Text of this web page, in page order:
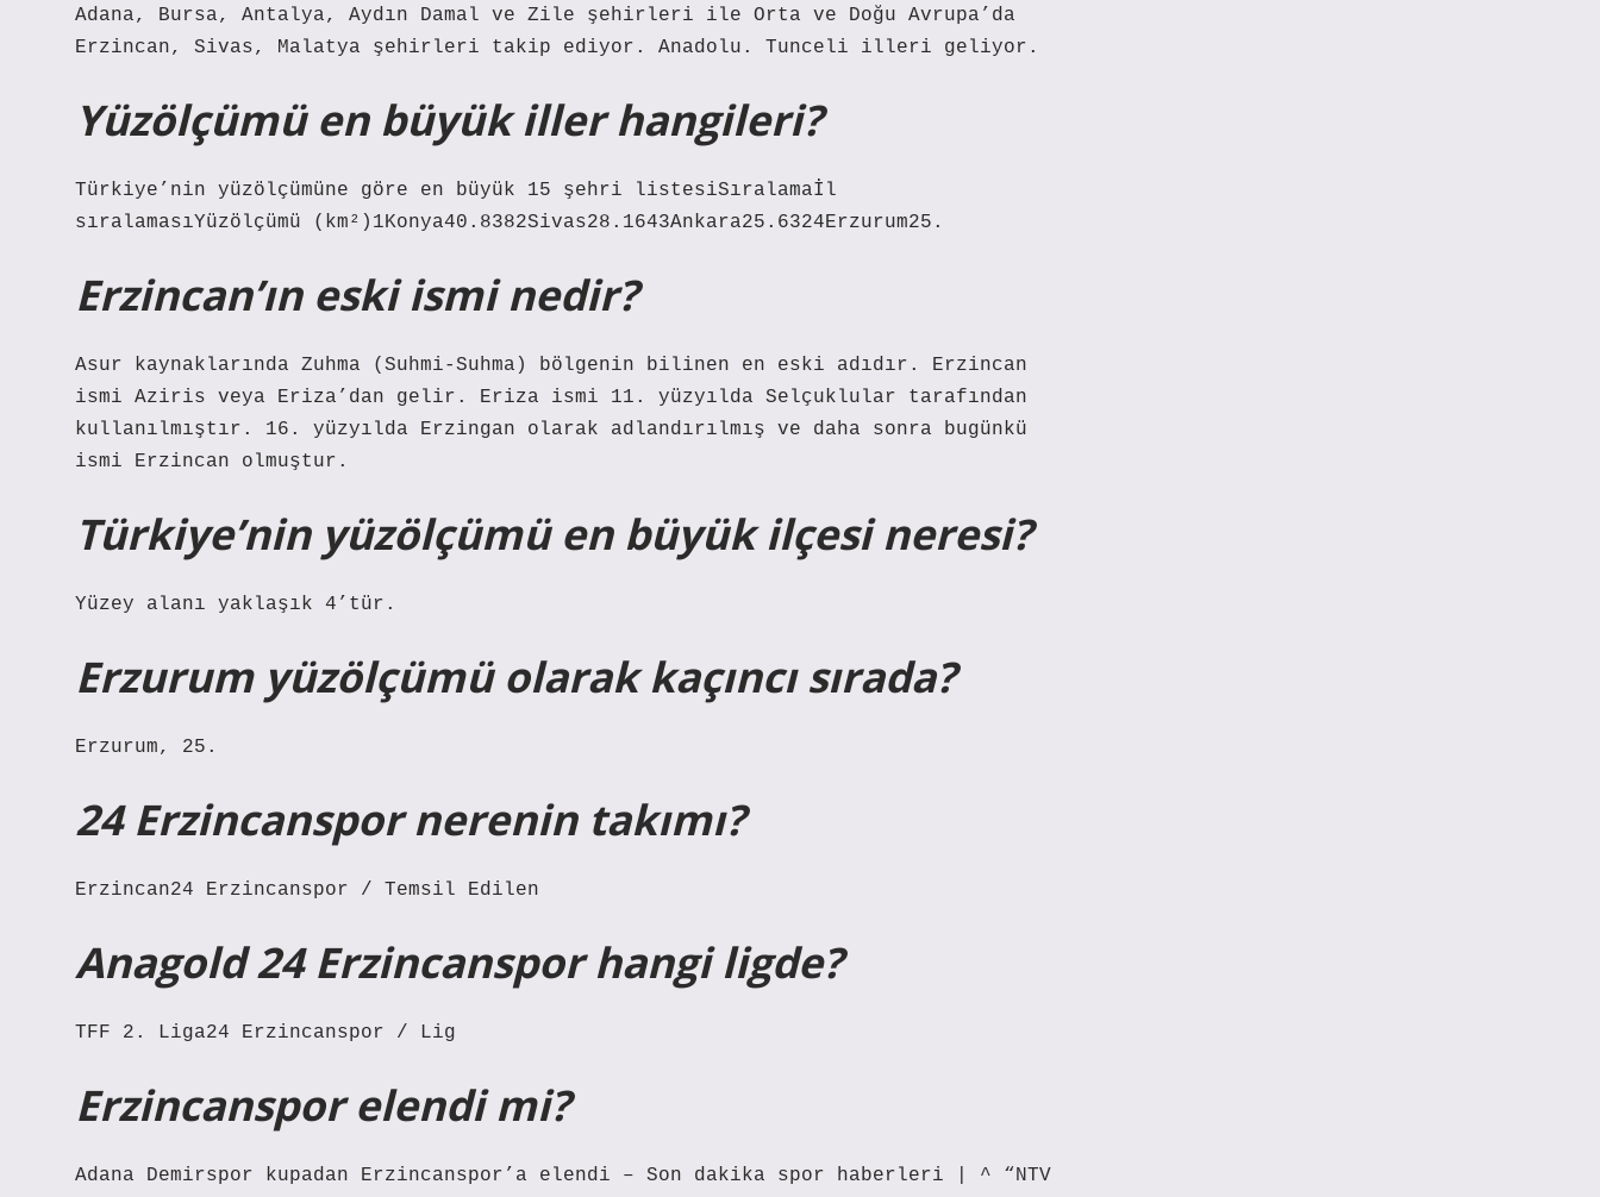
Adana, Bursa, Antalya, Aydın Damal ve Zile şehirleri ile Orta ve Doğu Avrupa’da
Erzincan, Sivas, Malatya şehirleri takip ediyor. Anadolu. Tunceli illeri geliyor.
Yüzölçümü en büyük iller hangileri?
Türkiye’nin yüzölçümüne göre en büyük 15 şehri listesiSıralamaİl
sıralamasıYüzölçümü (km²)1Konya40.8382Sivas28.1643Ankara25.6324Erzurum25.
Erzincan’ın eski ismi nedir?
Asur kaynaklarında Zuhma (Suhmi-Suhma) bölgenin bilinen en eski adıdır. Erzincan
ismi Aziris veya Eriza’dan gelir. Eriza ismi 11. yüzyılda Selçuklular tarafından
kullanılmıştır. 16. yüzyılda Erzingan olarak adlandırılmış ve daha sonra bugünkü
ismi Erzincan olmuştur.
Türkiye’nin yüzölçümü en büyük ilçesi neresi?
Yüzey alanı yaklaşık 4’tür.
Erzurum yüzölçümü olarak kaçıncı sırada?
Erzurum, 25.
24 Erzincanspor nerenin takımı?
Erzincan24 Erzincanspor / Temsil Edilen
Anagold 24 Erzincanspor hangi ligde?
TFF 2. Liga24 Erzincanspor / Lig
Erzincanspor elendi mi?
Adana Demirspor kupadan Erzincanspor’a elendi – Son dakika spor haberleri | ^ “NTV